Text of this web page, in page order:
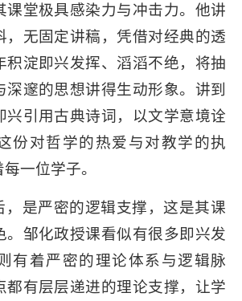
课堂极具感染力与冲击力。他讲
，无固定讲稿，凭借对经典的透
积淀即兴发挥、滔滔不绝，将抽
深邃的思想讲得生动形象。讲到
兴引用古典诗词，以文学意境诠
份对哲学的热爱与对教学的执
一位学子。
，是严密的逻辑支撑，这是其课
。邹化政授课看似有很多即兴发
有着严密的理论体系与逻辑脉
都有层层递进的理论支撑，让学